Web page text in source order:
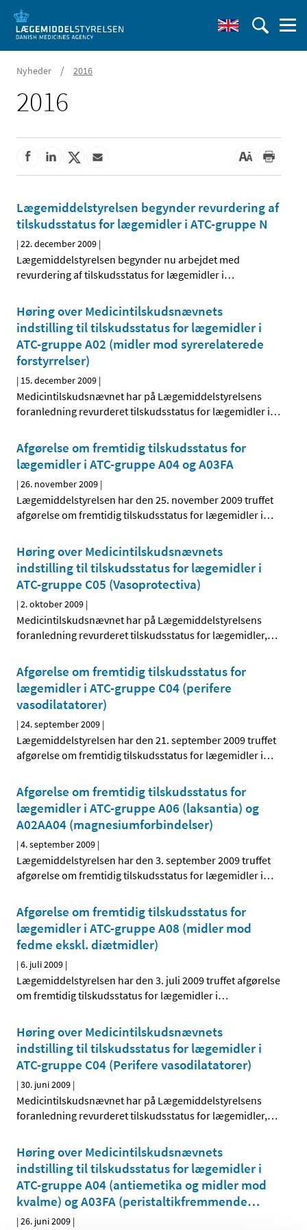
Nyheder / 2016
2016
Lægemiddelstyrelsen begynder revurdering af
tilskudsstatus for lægemidler i ATC-gruppe N
|22. december 2009 |
Lægemiddelstyrelsen begynder nu arbejdet med
revurdering af tilskudsstatus for lægemidler i…
Høring over Medicintilskudsnævnets
indstilling til tilskudsstatus for lægemidler i
ATC-gruppe A02 (midler mod syrerelaterede
forstyrrelser)
| 15. december 2009 |
Medicintilskudsnævnet har på Lægemiddelstyrelsens
foranledning revurderet tilskudsstatus for lægemidler i…
Afgørelse om fremtidig tilskudsstatus for
lægemidler i ATC-gruppe A04 og A03FA
|26. november 2009 |
Lægemiddelstyrelsen har den 25. november 2009 truffet
afgørelse om fremtidig tilskudsstatus for lægemidler i…
Høring over Medicintilskudsnævnets
indstilling til tilskudsstatus for lægemidler i
ATC-gruppe C05 (Vasoprotectiva)
|2. oktober 2009 |
Medicintilskudsnævnet har på Lægemiddelstyrelsens
foranledning revurderet tilskudsstatus for lægemidler,…
Afgørelse om fremtidig tilskudsstatus for
lægemidler i ATC-gruppe C04 (perifere
vasodilatatorer)
|24. september 2009 |
Lægemiddelstyrelsen har den 21. september 2009 truffet
afgørelse om fremtidig tilskudsstatus for lægemidler i…
Afgørelse om fremtidig tilskudsstatus for
lægemidler i ATC-gruppe A06 (laksantia) og
A02AA04 (magnesiumforbindelser)
|4. september 2009 |
Lægemiddelstyrelsen har den 3. september 2009 truffet
afgørelse om fremtidig tilskudsstatus for lægemidler i…
Afgørelse om fremtidig tilskudsstatus for
lægemidler i ATC-gruppe A08 (midler mod
fedme ekskl. diætmidler)
|6. juli 2009 |
Lægemiddelstyrelsen har den 3. juli 2009 truffet afgørelse
om fremtidig tilskudsstatus for lægemidler i…
Høring over Medicintilskudsnævnets
indstilling til tilskudsstatus for lægemidler i
ATC-gruppe C04 (Perifere vasodilatatorer)
|30. juni 2009 |
Medicintilskudsnævnet har på Lægemiddelstyrelsens
foranledning revurderet tilskudsstatus for lægemidler,…
Høring over Medicintilskudsnævnets
indstilling til tilskudsstatus for lægemidler i
ATC-gruppe A04 (antiemetika og midler mod
kvalme) og A03FA (peristaltik­fremmende…
|26. juni 2009 |